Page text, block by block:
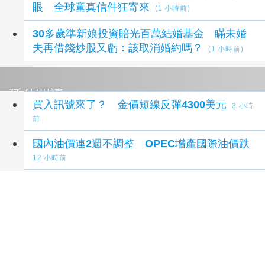
眼 全球童真信件狂寄來
(1 小時前)
30多歲準新娘投資賠光百萬結婚基金 瞞未婚
夫再借錢炒股又虧：該取消婚約嗎？
(1 小時前)
延伸閱讀
買入訊號來了？ 金價短線反彈4300美元
3 小時
前
國內油價連2週不調整 OPEC增產國際油價跌
12 小時前